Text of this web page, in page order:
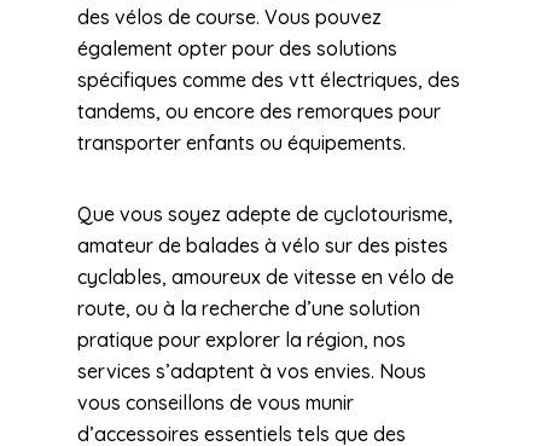
des vélos de course. Vous pouvez
également opter pour des solutions
spécifiques comme des vtt électriques, des
tandems, ou encore des remorques pour
transporter enfants ou équipements.
Que vous soyez adepte de cyclotourisme,
amateur de balades à vélo sur des pistes
cyclables, amoureux de vitesse en vélo de
route, ou à la recherche d’une solution
pratique pour explorer la région, nos
services s’adaptent à vos envies. Nous
vous conseillons de vous munir
d’accessoires essentiels tels que des